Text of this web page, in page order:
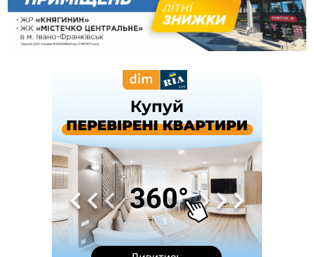
11:20
Водійка, яку на Сухомлинського побив інший керманич,
відмовилася від обвинувачення — справу закрили
10:45
У Франківську, Коломиї, Долині та Яремче 6 серпня
Змушував надсилати інтимні фото: на Прикарпатті
затримали підозрюваного у розбещенні малолітньої
АМКУ розпочав справу проти Гвіздецької селищної ради
через різні ставки земельного податку
Синоптики попереджають про значний дощ на Прикарпатті
до кінця п'ятниці
Нафтогазову площу на межі Прикарпаття та Львівщини
повторно виставили на аукціон за 830 млн
ФОТО
У Польщі невідомі скоїли наругу над могилою УПА
Сили оборони уразила Ярославський НПЗ та кораблі